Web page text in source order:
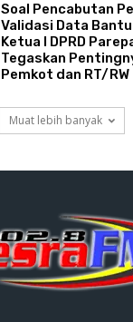
Soal Pencabutan
Validasi Data
Ketua I DPRD
Tegaskan
Pemkot dan RT/RW
Muat lebih banyak